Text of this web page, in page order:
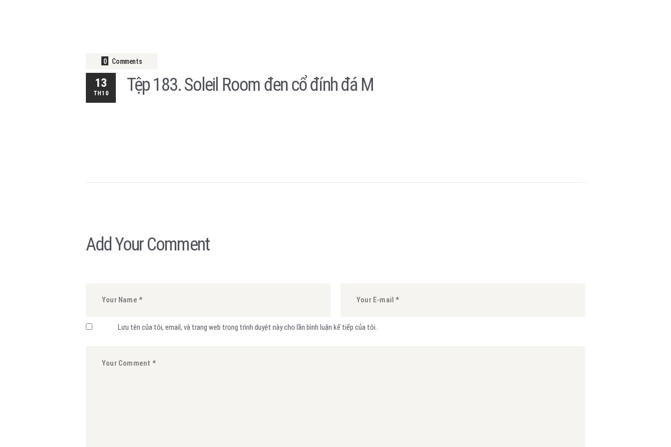
0 Comments
13
TH10 Tệp 183. Soleil Room đen cổ đính đá M
Add Your Comment
Lưu tên của tôi, email, và trang web trong trình duyệt này cho lần bình luận kế tiếp của tôi.